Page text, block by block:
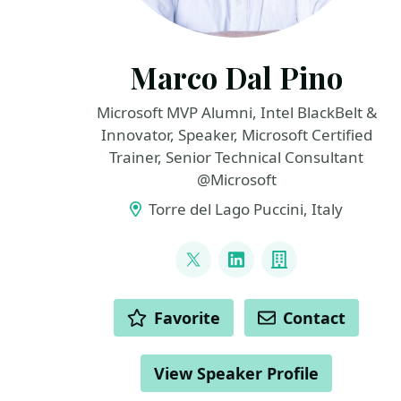
Marco Dal Pino
Microsoft MVP Alumni, Intel BlackBelt &
Innovator, Speaker, Microsoft Certified
Trainer, Senior Technical Consultant
@Microsoft
Torre del Lago Puccini, Italy
@marcodalpino
LinkedInCompany
ACTIONS Favorite Contact
View Speaker Profile